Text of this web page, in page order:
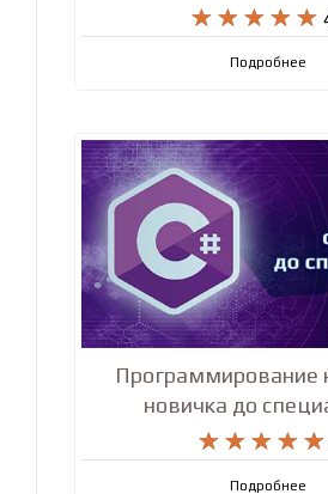
    
    
Подробнее
Программирование
новичка до
    
    
Подробнее